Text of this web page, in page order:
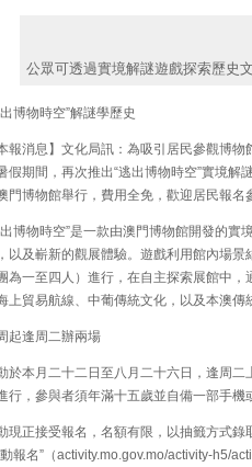
公眾可透過實境解謎遊戲探索歷史
博物時空”解謎學歷史
報消息】文化局訊：為吸引居民參觀博物
假期間，再次推出“逃出博物時空”實境解
門博物館舉行，費用全免，歡迎居民報名
博物時空”是一款由澳門博物館開發的實
以及嶄新的觀展體驗。遊戲利用館內場
團為一至四人）進行，在自主探索展館中
上貿易航線、中葡傳統文化，以及本澳傳
起逢周二辦兩場
於本月二十二日至八月二十六日，逢周二
行，參與者須年滿十五歲並自備一部手機
現正接受報名，名額有限，以抽籤方式錄
報名”（activity.mo.gov.mo/activity-h5/